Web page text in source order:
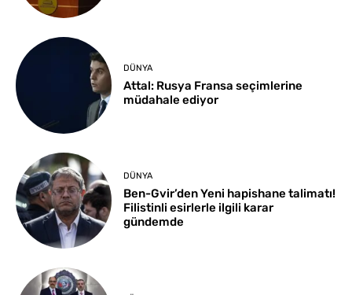
DÜNYA
Attal: Rusya Fransa seçimlerine
müdahale ediyor
DÜNYA
Ben-Gvir’den Yeni hapishane talimatı!
Filistinli esirlerle ilgili karar
gündemde